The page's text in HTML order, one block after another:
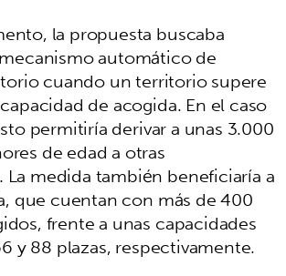
la propuesta buscaba
automático de
cuando un territorio supere
de acogida. En el caso
permitiría derivar a unas 3.000
de edad a otras
medida también beneficiaría a
que cuentan con más de 400
frente a unas capacidades
y 88 plazas, respectivamente.